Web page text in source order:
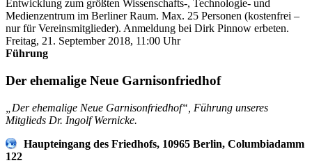
Entwicklung zum größten Wissenschafts-, Technologie- und
Medienzentrum im Berliner Raum. Max. 25 Personen (kostenfrei –
nur für Vereinsmitglieder). Anmeldung bei Dirk Pinnow erbeten.
Freitag, 21. September 2018, 11:00 Uhr
Führung
Der ehemalige Neue Garnisonfriedhof
„Der ehemalige Neue Garnisonfriedhof“, Führung unseres
Mitglieds Dr. Ingolf Wernicke.
Haupteingang des Friedhofs, 10965 Berlin, Columbiadamm
122